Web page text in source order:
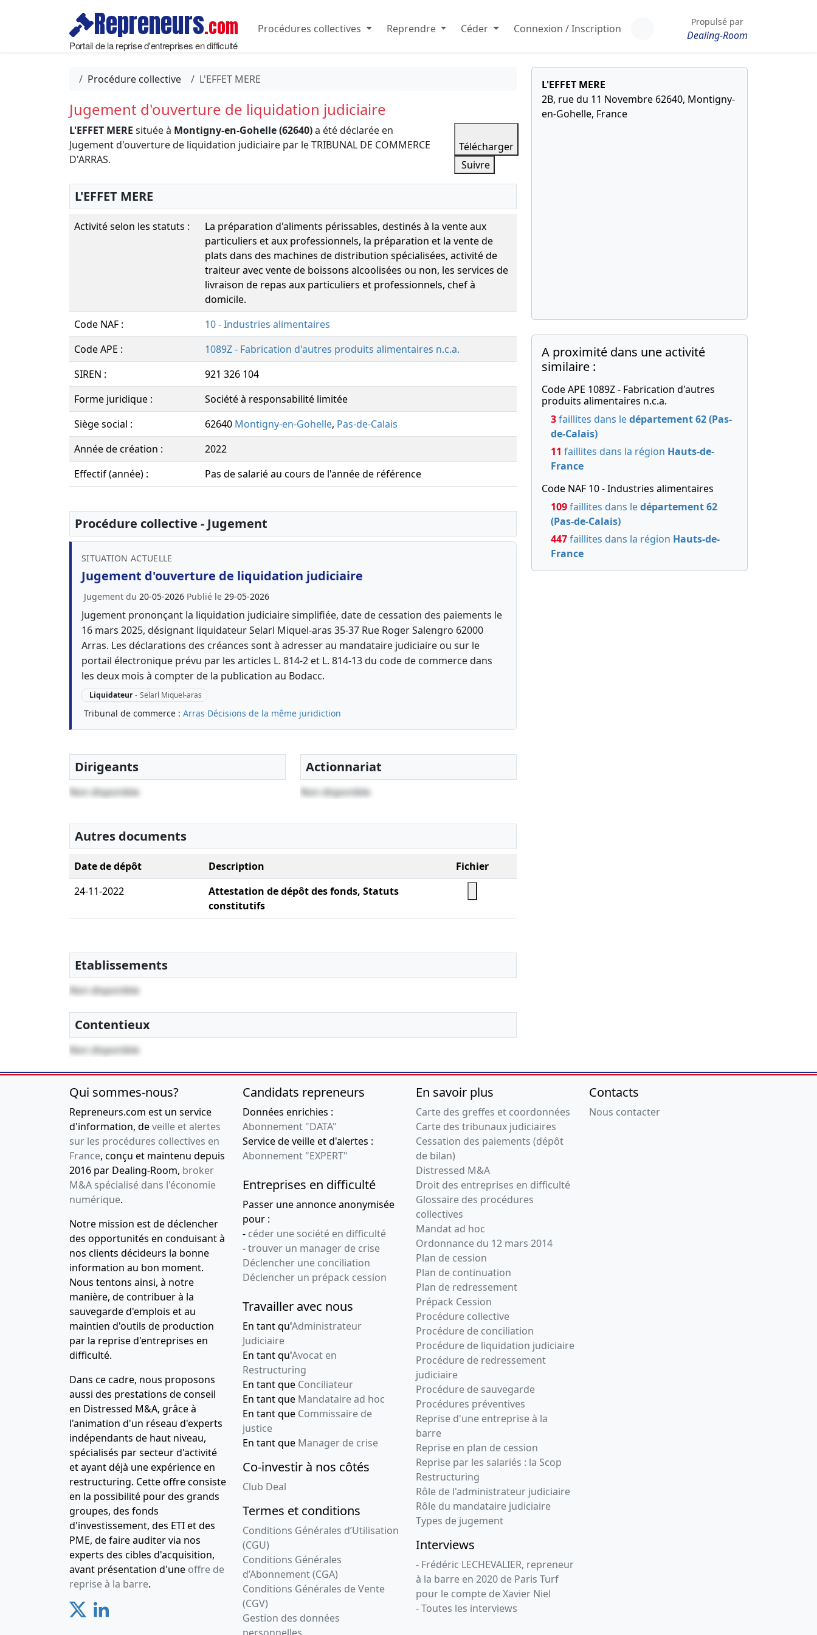
Repreneurs.com
Portail de la reprise d'entreprises en difficulté
Procédures collectives Reprendre Céder Connexion / Inscription
Propulsé par
Dealing-Room
Procédure collective L'EFFET MERE
Jugement d'ouverture de liquidation judiciaire
L'EFFET MERE située à Montigny-en-Gohelle (62640)a été déclarée en
Jugement d'ouverture de liquidation judiciaire par le TRIBUNAL DE COMMERCE
D'ARRAS.
Télécharger
Suivre
L'EFFET MERE
Activité selon les statuts :
La préparation d'aliments périssables, destinés à la vente aux
particuliers et aux professionnels, la préparation et la vente de
plats dans des machines de distribution spécialisées, activité de
traiteur avec vente de boissons alcoolisées ou non, les services de
livraison de repas aux particuliers et professionnels, chef à
domicile.
Code NAF :
10 - Industries alimentaires
Code APE :
1089Z - Fabrication d'autres produits alimentaires n.c.a.
SIREN :
921 326 104
Forme juridique :
Société à responsabilité limitée
Siège social :
62640 Montigny-en-Gohelle, Pas-de-Calais
Année de création :
2022
Effectif (année) :
Pas de salarié au cours de l'année de référence
Procédure collective - Jugement
SITUATION ACTUELLE
Jugement d'ouverture de liquidation judiciaire
Jugement du 20-05-2026 Publié le 29-05-2026
Jugement prononçant la liquidation judiciaire simplifiée, date de cessation des paiements le
16 mars 2025, désignant liquidateur Selarl Miquel-aras 35-37 Rue Roger Salengro 62000
Arras. Les déclarations des créances sont à adresser au mandataire judiciaire ou sur le
portail électronique prévu par les articles L. 814-2 et L. 814-13 du code de commerce dans
les deux mois à compter de la publication au Bodacc.
Liquidateur - Selarl Miquel-aras
Tribunal de commerce : Arras Décisions de la même juridiction
Dirigeants
Non disponible
Actionnariat
Non disponible
Autres documents
Date de dépôt Description
Fichier
24-11-2022
Attestation de dépôt des fonds, Statuts
constitutifs
Etablissements
Non disponible
Contentieux
Non disponible
L'EFFET MERE
2B, rue du 11 Novembre 62640, Montigny-
en-Gohelle, France
A proximité dans une activité
similaire :
Code APE 1089Z - Fabrication d'autres
produits alimentaires n.c.a.
3faillites dans ledépartement 62 (Pas-
de-Calais)
11 faillites dans la région Hauts-de-
France
Code NAF 10 - Industries alimentaires
109faillites dans ledépartement 62
(Pas-de-Calais)
447faillites dans la région Hauts-de-
France
Qui sommes-nous?
Repreneurs.com est un service
d'information, deveille et alertes
sur les procédures collectives en
France, conçu et maintenu depuis
2016 par Dealing-Room, broker
M&A spécialisé dans l'économie
numérique.
Notre mission est de déclencher
des opportunités en conduisant à
nos clients décideurs la bonne
information au bon moment.
Nous tentons ainsi, à notre
manière, de contribuer à la
sauvegarde d'emplois et au
maintien d'outils de production
par la reprise d'entreprises en
difficulté.
Dans ce cadre, nous proposons
aussi des prestations de conseil
en Distressed M&A, grâce à
l'animation d'un réseau d'experts
indépendants de haut niveau,
spécialisés par secteur d'activité
et ayant déjà une expérience en
restructuring. Cette offre consiste
en la possibilité pour des grands
groupes, des fonds
d'investissement, des ETI et des
PME, de faire auditer via nos
experts des cibles d'acquisition,
avant présentation d'une offre de
reprise à la barre.
Candidats repreneurs
Données enrichies :
Abonnement "DATA"
Service de veille et d'alertes :
Abonnement "EXPERT"
Entreprises en difficulté
Passer une annonce anonymisée
pour :
- céder une société en difficulté
-trouver un manager de crise
Déclencher une conciliation
Déclencher un prépack cession
Travailler avec nous
En tant qu'Administrateur
Judiciaire
En tant qu'Avocat en
Restructuring
En tant que Conciliateur
En tant que Mandataire ad hoc
En tant que Commissaire de
justice
En tant que Manager de crise
Co-investir à nos côtés
Club Deal
Termes et conditions
Conditions Générales d’Utilisation
(CGU)
Conditions Générales
d’Abonnement (CGA)
Conditions Générales de Vente
(CGV)
Gestion des données
En savoir plus
Carte des greffes et coordonnées
Carte des tribunaux judiciaires
Cessation des paiements (dépôt
de bilan)
Distressed M&A
Droit des entreprises en difficulté
Glossaire des procédures
collectives
Mandat ad hoc
Ordonnance du 12 mars 2014
Plan de cession
Plan de continuation
Plan de redressement
Prépack Cession
Procédure collective
Procédure de conciliation
Procédure de liquidation judiciaire
Procédure de redressement
judiciaire
Procédure de sauvegarde
Procédures préventives
Reprise d'une entreprise à la
barre
Reprise en plan de cession
Reprise par les salariés : la Scop
Restructuring
Rôle de l'administrateur judiciaire
Rôle du mandataire judiciaire
Types de jugement
Interviews
- Frédéric LECHEVALIER, repreneur
à la barre en 2020 de Paris Turf
pour le compte de Xavier Niel
- Toutes les interviews
Contacts
Nous contacter